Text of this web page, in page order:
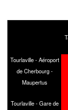
Tourlaville - Aéroport
de Cherbourg -
Maupertus
Tourlaville - Gare de